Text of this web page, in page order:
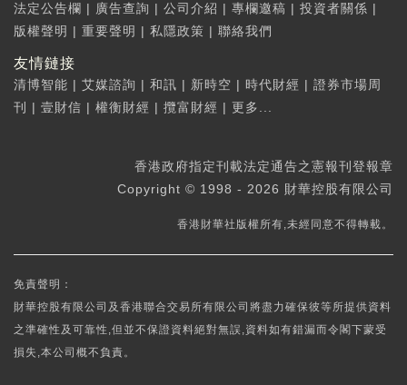
法定公告欄 | 廣告查詢 | 公司介紹 | 專欄邀稿 | 投資者關係 |
版權聲明 | 重要聲明 | 私隱政策 | 聯絡我們
友情鏈接
清博智能 | 艾媒諮詢 | 和訊 | 新時空 | 時代財經 | 證券市場周
刊
| 壹財信 | 權衡財經 | 攬富財經 | 更多...
香港政府指定刊載法定通告之憲報刊登報章
Copyright © 1998 - 2026 財華控股有限公司
香港財華社版權所有,未經同意不得轉載。
免責聲明：
財華控股有限公司及香港聯合交易所有限公司將盡力確保彼等所提供資料
之準確性及可靠性,但並不保證資料絕對無誤,資料如有錯漏而令閣下蒙受
損失,本公司概不負責。